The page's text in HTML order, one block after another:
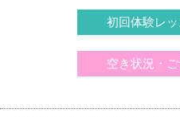
初回体験レ
空き状況・